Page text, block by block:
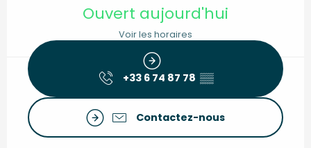
Ouvert aujourd'hui
Voir les horaires
+33 6 74 87 78 ▒▒
Contactez-nous